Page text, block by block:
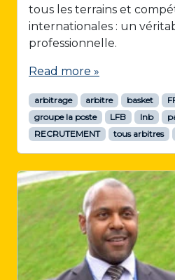
tous les terrains et
internationales : un
professionnelle.
Read more »
arbitrage arbitre basket
groupe la poste
LFB lnb
RECRUTEMENT
tous arbitres